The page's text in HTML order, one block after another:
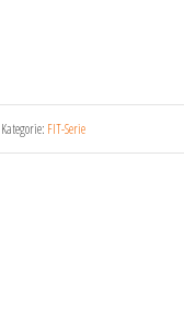
Kategorie: FIT-Serie